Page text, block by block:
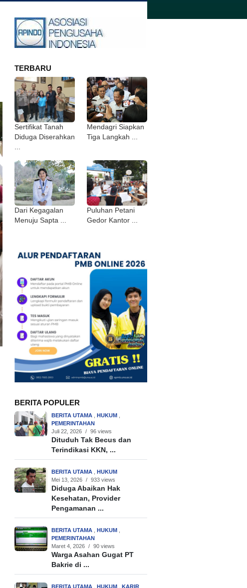
TERBARU
Sertifikat Tanah
Diduga Diserahkan
...
Mendagri Siapkan
Tiga Langkah ...
Dari Kegagalan
Menuju Sapta ...
Puluhan Petani
Gedor Kantor ...
BERITA POPULER
BERITA UTAMA , HUKUM ,
PEMERINTAHAN
Juli 22, 2026
/ 96 views
Dituduh Tak Becus dan
Terindikasi KKN, ...
BERITA UTAMA , HUKUM
Mei 13, 2026
/ 933 views
Diduga Abaikan Hak
Kesehatan, Provider
Pengamanan ...
BERITA UTAMA , HUKUM ,
PEMERINTAHAN
Maret 4, 2026
/ 90 views
Warga Asahan Gugat PT
Bakrie di ...
BERITA UTAMA , HUKUM , KARIR